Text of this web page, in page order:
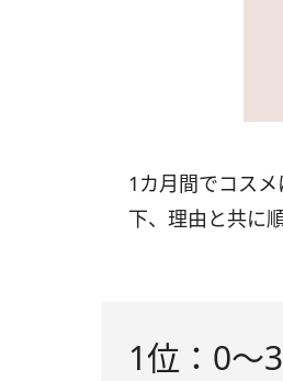
1カ月間でコス
下、理由と共に
1位：0〜